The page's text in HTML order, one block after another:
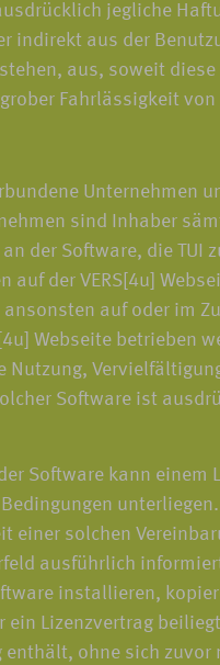
jegliche
indirekt aus der
aus, soweit
Fahrlässigkeit von
Unternehmen
sind Inhaber
der Software, die TUI
auf der VERS[4u]
auf oder im
Webseite betrieben
Nutzung,
Software ist
Software kann einem
einer solchen
ausführlich
installieren,
ein Lizenzvertrag
enthält, ohne sich zuvor